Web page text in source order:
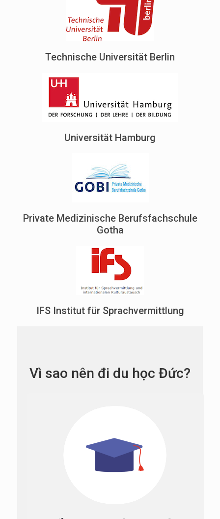
Technische Universität Berlin
Universität Hamburg
Private Medizinische Berufsfachschule
Gotha
IFS Institut für Sprachvermittlung
Vì sao nên đi du học Đức?